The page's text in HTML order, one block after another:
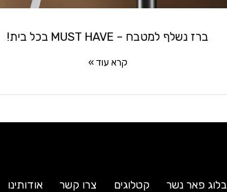
ברז נשלף למטבח – MUST HAVE בכל בית!
קרא עוד »
בלוג פאר נשר קטלוגים צרו קשר אודותינו